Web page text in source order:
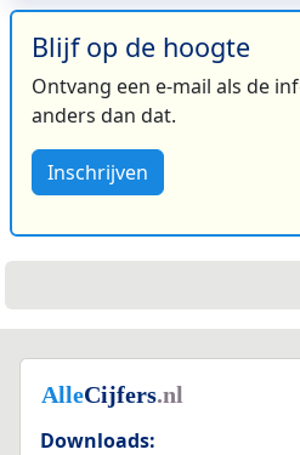
Blijf op de hoogte
Ontvang een e-mail als de
anders dan dat.
Inschrijven
Downloads: